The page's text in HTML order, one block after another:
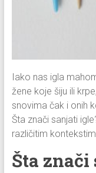
Iako nas igla
žene koje šiju ili
snovima čak i onih
Šta znači sanjati
različitim
Šta